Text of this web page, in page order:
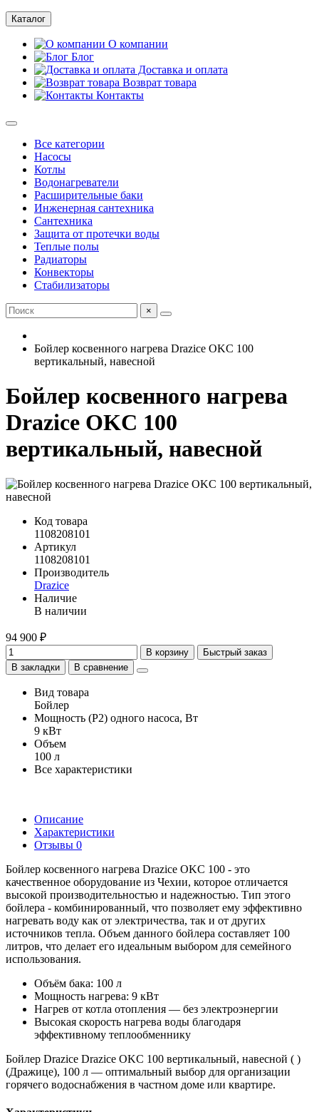
Каталог
О компании
Блог
Доставка и оплата
Возврат товара
Контакты
Все категории
Насосы
Котлы
Водонагреватели
Расширительные баки
Инженерная сантехника
Сантехника
Защита от протечки воды
Теплые полы
Радиаторы
Конвекторы
Стабилизаторы
×
Бойлер косвенного нагрева Drazice OKC 100
вертикальный, навесной
Бойлер косвенного нагрева
Drazice OKC 100
вертикальный, навесной
Код товара
1108208101
Артикул
1108208101
Производитель
Drazice
Наличие
В наличии
94 900 ₽
В корзину
Быстрый заказ
В закладки
В сравнение
Вид товара
Бойлер
Мощность (Р2) одного насоса, Вт
9 кВт
Объем
100 л
Все характеристики
Описание
Характеристики
Отзывы 0
Бойлер косвенного нагрева Drazice OKC 100 - это
качественное оборудование из Чехии, которое отличается
высокой производительностью и надежностью. Тип этого
бойлера - комбинированный, что позволяет ему эффективно
нагревать воду как от электричества, так и от других
источников тепла. Объем данного бойлера составляет 100
литров, что делает его идеальным выбором для семейного
использования.
Объём бака: 100 л
Мощность нагрева: 9 кВт
Нагрев от котла отопления — без электроэнергии
Высокая скорость нагрева воды благодаря
эффективному теплообменнику
Бойлер Drazice Drazice OKC 100 вертикальный, навесной ( )
(Дражице), 100 л — оптимальный выбор для организации
горячего водоснабжения в частном доме или квартире.